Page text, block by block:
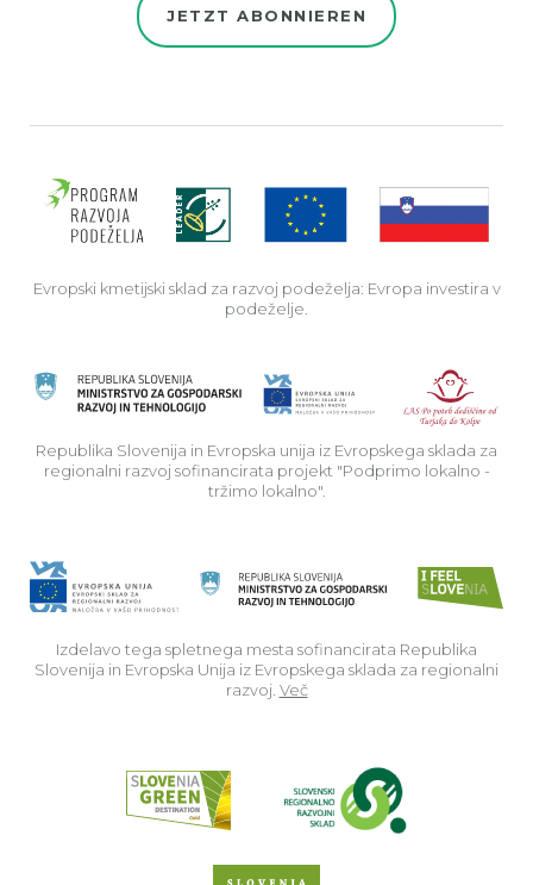
JETZT ABONNIEREN
Evropski kmetijski sklad za razvoj podeželja: Evropa investira v
podeželje.
Republika Slovenija in Evropska unija iz Evropskega sklada za
regionalni razvoj sofinancirata projekt "Podprimo lokalno -
tržimo lokalno".
Izdelavo tega spletnega mesta sofinancirata Republika
Slovenija in Evropska Unija iz Evropskega sklada za regionalni
razvoj. Več